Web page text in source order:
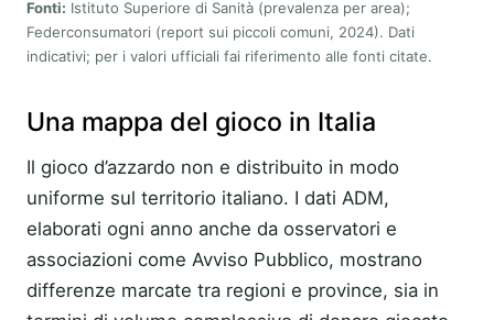
Fonti: Istituto Superiore di Sanità (prevalenza per area);
Federconsumatori (report sui piccoli comuni, 2024). Dati
indicativi; per i valori ufficiali fai riferimento alle fonti citate.
Una mappa del gioco in Italia
Il gioco d’azzardo non e distribuito in modo
uniforme sul territorio italiano. I dati ADM,
elaborati ogni anno anche da osservatori e
associazioni come Avviso Pubblico, mostrano
differenze marcate tra regioni e province, sia in